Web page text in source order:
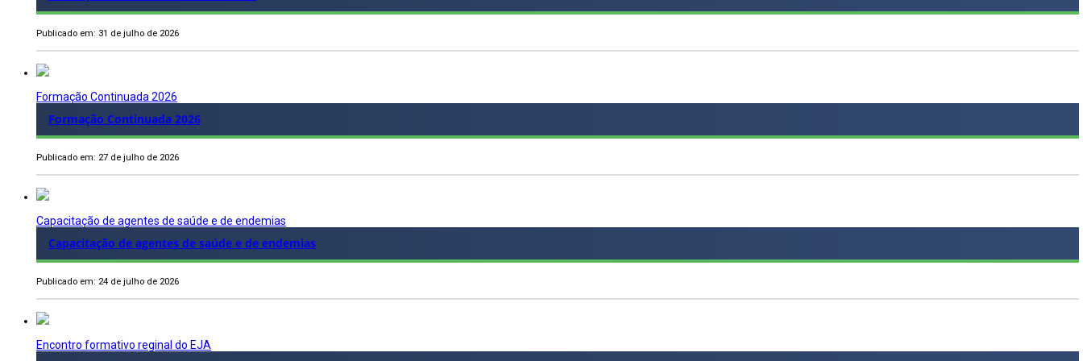
Publicado em: 31 de julho de 2026
Formação Continuada 2026
Formação Continuada 2026
Publicado em: 27 de julho de 2026
Capacitação de agentes de saúde e de endemias
Capacitação de agentes de saúde e de endemias
Publicado em: 24 de julho de 2026
Encontro formativo reginal do EJA